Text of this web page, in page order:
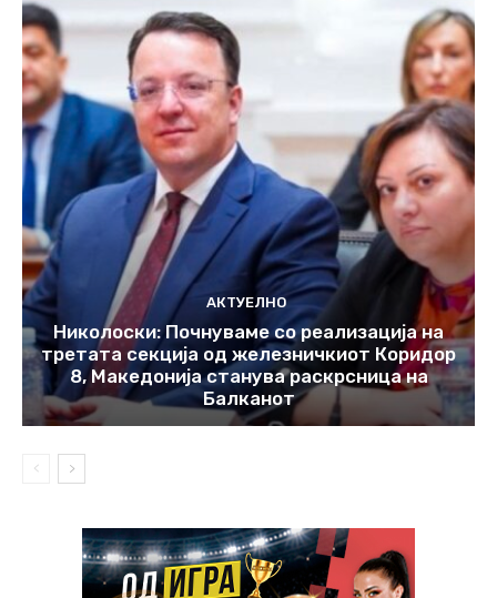
АКТУЕЛНО
Николоски: Почнуваме со реализација на
третата секција од железничкиот Коридор
8, Македонија станува раскрсница на
Балканот